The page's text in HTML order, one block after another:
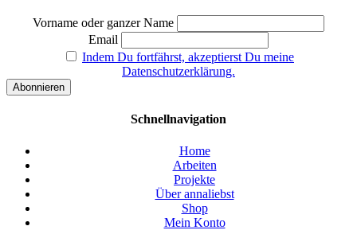
Vorname oder ganzer Name
Email
Indem Du fortfährst, akzeptierst Du meine
Datenschutzerklärung.
Schnellnavigation
Home
Arbeiten
Projekte
Über annaliebst
Shop
Mein Konto